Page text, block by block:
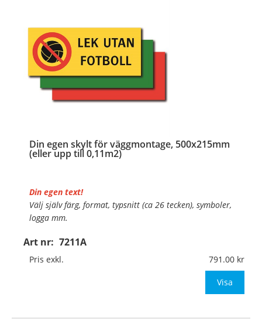
Din egen skylt för väggmontage, 500x215mm
(eller upp till 0,11m2)
Art nr: 7211A
Din egen text!
Välj själv färg, format, typsnitt (ca 26 tecken), symboler,
logga mm.
Material:Plan aluminium, 0,7mm (väggmontage)
Mått:500x215mm (eller annat mått upp till 0,11m²)
Pris exkl. 791.00
Visa